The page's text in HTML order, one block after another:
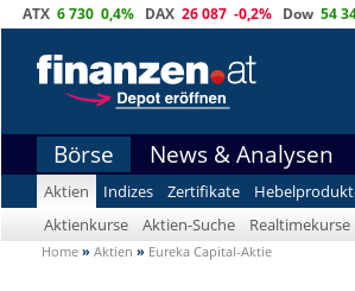
ATX 6 730 0,4% DAX 26 087 -0,2% Dow 54
Börse News & Analysen
Aktien Indizes Zertifikate
Aktienkurse
Aktien-Suche Realtimekurse
Home » Aktien » Eureka Capital-Aktie